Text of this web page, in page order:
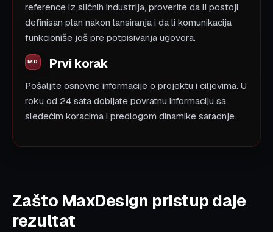
reference iz sličnih industrija, proverite da li postoji
definisan plan nakon lansiranja i da li komunikacija
funkcioniše još pre potpisivanja ugovora.
Prvi korak
Pošaljite osnovne informacije o projektu i ciljevima. U
roku od 24 sata dobijate povratnu informaciju sa
sledećim koracima i predlogom dinamike saradnje.
Zašto MaxDesign pristup daje
rezultat